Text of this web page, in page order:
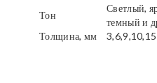
Тон
Светлый,
темный и
Толщина, мм